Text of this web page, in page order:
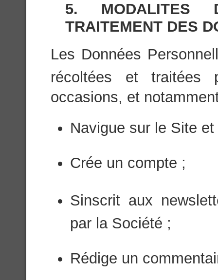
5. MODALITES
TRAITEMENT DES
Les Données
récoltées et traitées
occasions, et
Navigue sur le Site
Crée un compte ;
Sinscrit aux
par la Société ;
Rédige un